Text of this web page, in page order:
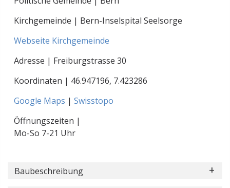
Kirchgemeinde | Bern-Inselspital Seelsorge
Webseite Kirchgemeinde
Adresse | Freiburgstrasse 30
Koordinaten | 46.947196, 7.423286
Google Maps | Swisstopo
Öffnungszeiten |
Mo-So 7-21 Uhr
Baubeschreibung